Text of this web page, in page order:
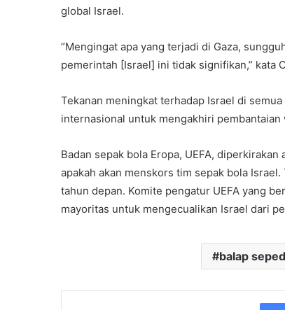
global Israel.
“Mengingat apa yang terjadi di Gaza,
pemerintah [Israel] ini tidak signifikan,” kata
Tekanan meningkat terhadap Israel di
internasional untuk mengakhiri pembantaian
Badan sepak bola Eropa, UEFA,
apakah akan menskors tim sepak bola
tahun depan. Komite pengatur UEFA yang
mayoritas untuk mengecualikan Israel dari
balap